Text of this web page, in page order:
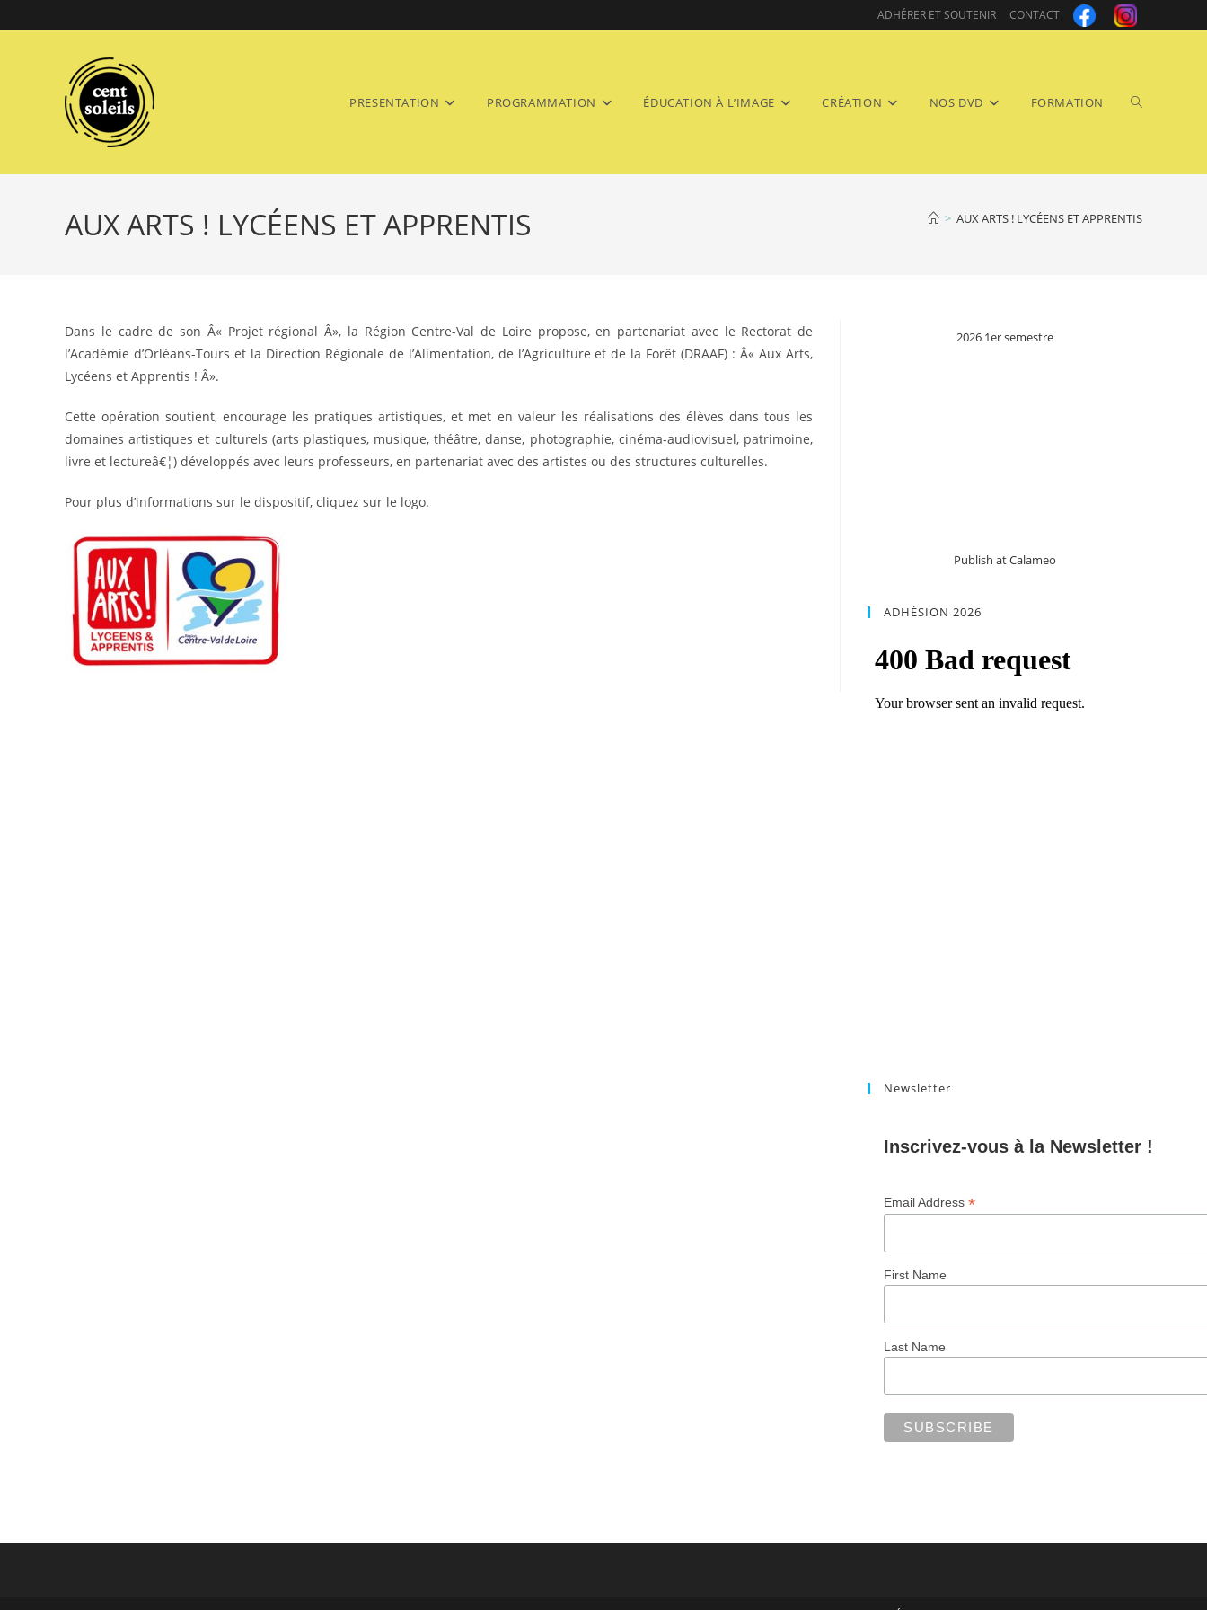
to
ADHÉRER ET SOUTENIR CONTACT
PRESENTATION PROGRAMMATION ÉDUCATION À L’IMAGE CRÉATION NOS DVD FORMATION Toggle
AUX ARTS ! LYCÉENS ET APPRENTIS > AUX ARTS ! LYCÉENS ET APPRENTIS
Dans le cadre de son Â« Projet régional Â», la Région Centre-Val de Loire propose, en partenariat avec le Rectorat de
l’Académie d’Orléans-Tours et la Direction Régionale de l’Alimentation, de l’Agriculture et de la Forêt (DRAAF) : Â« Aux Arts,
Lycéens et Apprentis ! Â».
Cette opération soutient, encourage les pratiques artistiques, et met en valeur les réalisations des élèves dans tous les
domaines artistiques et culturels (arts plastiques, musique, théâtre, danse, photographie, cinéma-audiovisuel, patrimoine,
livre et lectureâ€¦) développés avec leurs professeurs, en partenariat avec des artistes ou des structures culturelles.
Pour plus d’informations sur le dispositif, cliquez sur le logo.
2026 1er semestre
Publish at Calameo
ADHÉSION 2026
Newsletter
Inscrivez-vous à la Newsletter !
Email Address *
First Name
Last Name